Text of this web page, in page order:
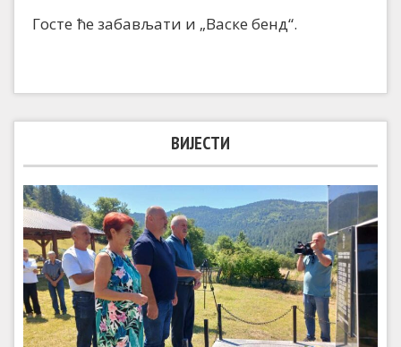
Госте ће забављати и „Васке бенд“.
ВИЈЕСТИ